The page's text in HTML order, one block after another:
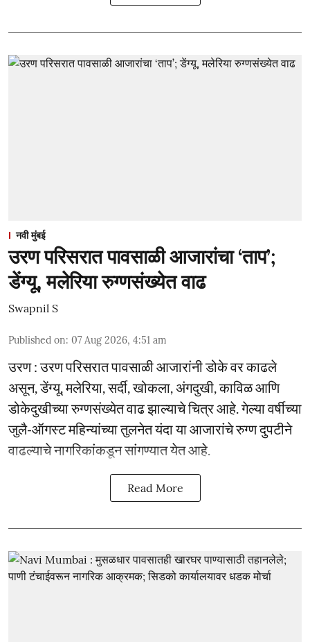
नवी मुंबई
उरण परिसरात पावसाळी आजारांचा ‘ताप’;
डेंग्यू, मलेरिया रुग्णसंख्येत वाढ
Swapnil S
Published on: 07 Aug 2026, 4:51 am
उरण : उरण परिसरात पावसाळी आजारांनी डोके वर काढले
असून, डेंग्यू, मलेरिया, सर्दी, खोकला, अंगदुखी, काविळ आणि
डोकेदुखीच्या रुग्णसंख्येत वाढ झाल्याचे चित्र आहे. गेल्या वर्षीच्या
जुलै-ऑगस्ट महिन्यांच्या तुलनेत यंदा या आजारांचे रुग्ण दुपटीने
वाढल्याचे नागरिकांकडून सांगण्यात येत आहे.
Read More